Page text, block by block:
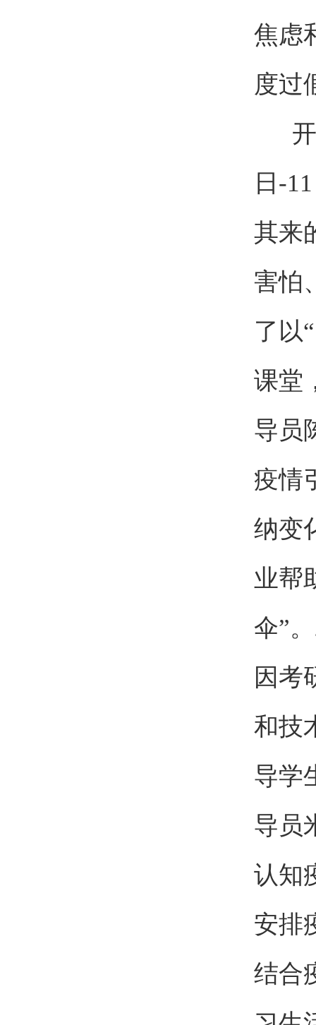
焦虑
度过
开
日-
其来
害怕
了以
课堂
导员
疫情
纳变
业帮
伞”
因考
和技
导学
导员
认知
安排
结合